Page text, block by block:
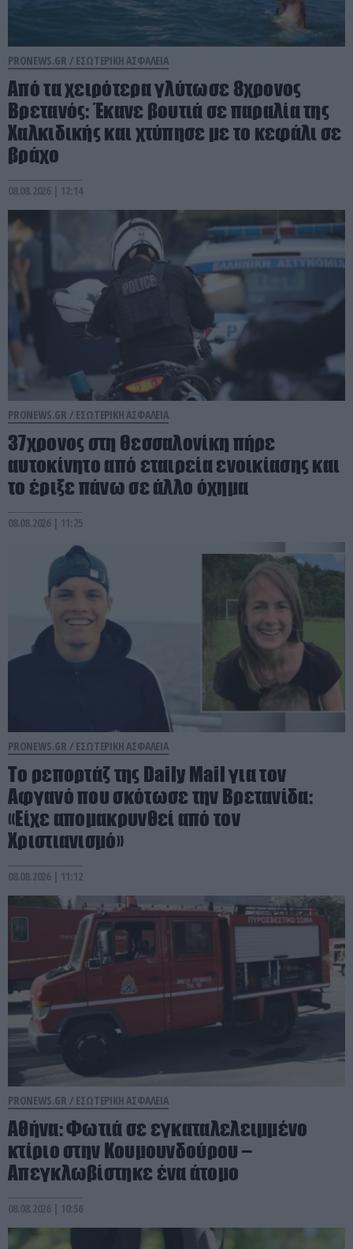
PRONEWS.GR / ΕΣΩΤΕΡΙΚΗ ΑΣΦΑΛΕΙΑ
Από τα χειρότερα γλύτωσε 8χρονος
Βρετανός: Έκανε βουτιά σε παραλία της
Χαλκιδικής και χτύπησε με το κεφάλι σε
βράχο
08.08.2026 | 12:14
PRONEWS.GR / ΕΣΩΤΕΡΙΚΗ ΑΣΦΑΛΕΙΑ
37χρονος στη Θεσσαλονίκη πήρε
αυτοκίνητο από εταιρεία ενοικίασης και
το έριξε πάνω σε άλλο όχημα
08.08.2026 | 11:25
PRONEWS.GR / ΕΣΩΤΕΡΙΚΗ ΑΣΦΑΛΕΙΑ
Το ρεπορτάζ της Daily Mail για τον
Αφγανό που σκότωσε την Βρετανίδα:
«Είχε απομακρυνθεί από τον
Χριστιανισμό»
08.08.2026 | 11:12
PRONEWS.GR / ΕΣΩΤΕΡΙΚΗ ΑΣΦΑΛΕΙΑ
Αθήνα: Φωτιά σε εγκαταλελειμμένο
κτίριο στην Κουμουνδούρου –
Απεγκλωβίστηκε ένα άτομο
08.08.2026 | 10:56